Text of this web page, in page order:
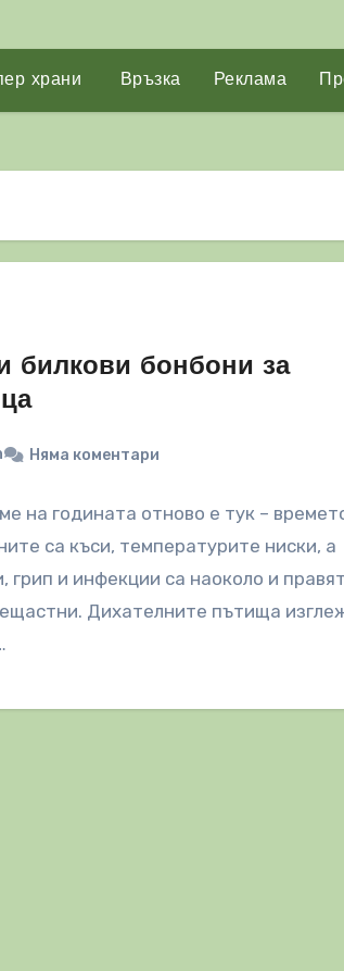
храни Връзка Реклама
билкови бонбони за
Няма коментари
на годината отново е тук –
са къси, температурите ниски, а
грип и инфекции са наоколо и правят
Дихателните пътища